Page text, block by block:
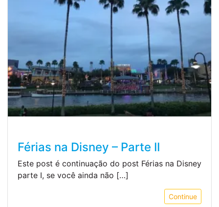
Férias na Disney – Parte II
Este post é continuação do post Férias na Disney
parte I, se você ainda não […]
Continue